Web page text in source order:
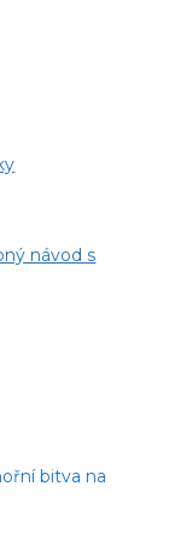
návod s
bitva na